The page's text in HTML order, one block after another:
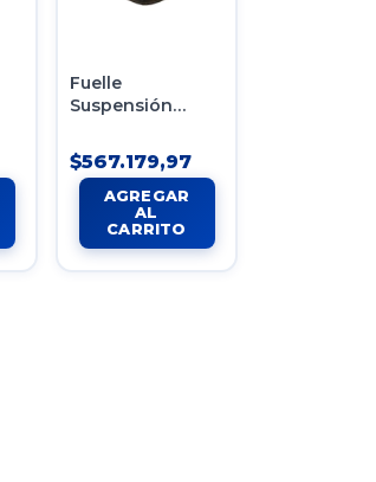
Fuelle
Suspensión
Renault Tractor
380 - 420
$567.179,97